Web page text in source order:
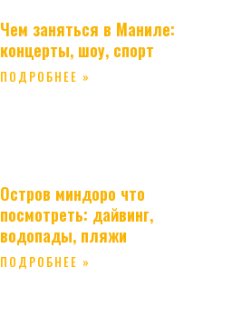
Чем заняться в Маниле:
концерты, шоу, спорт
ПОДРОБНЕЕ »
Остров миндоро что
посмотреть: дайвинг,
водопады, пляжи
ПОДРОБНЕЕ »